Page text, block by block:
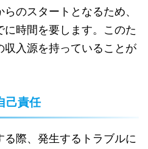
のスタートとなるため、
時間を要します。このた
入源を持っていることが
己責任
際、発生するトラブルに